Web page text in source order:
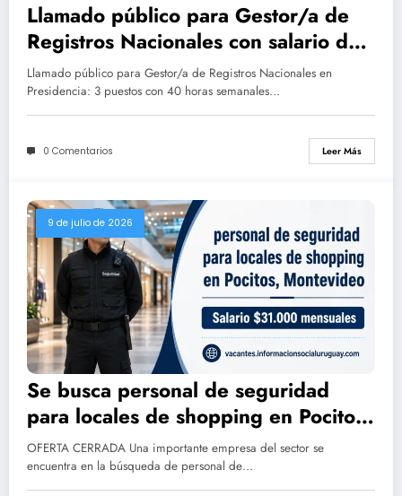
Llamado público para Gestor/a de
Registros Nacionales con salario de
$53.334,16 nominales
Llamado público para Gestor/a de Registros Nacionales en
Presidencia: 3 puestos con 40 horas semanales…
0 Comentarios Leer Más
9 de julio de 2026
Se busca personal de seguridad
para locales de shopping en Pocitos,
Montevideo (Salario $31.000
mensuales)
OFERTA CERRADA Una importante empresa del sector se
encuentra en la búsqueda de personal de…